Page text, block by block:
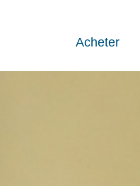
Acheter